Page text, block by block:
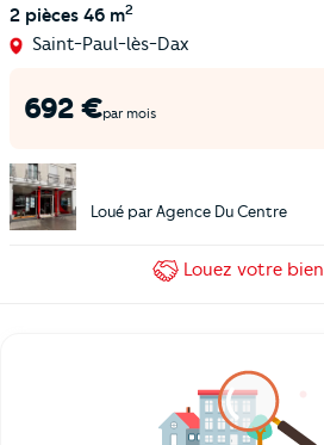
2 pièces 46 m2
Saint-Paul-lès-Dax
692 €par mois
Loué parAgence Du Centre
Louez votre bien